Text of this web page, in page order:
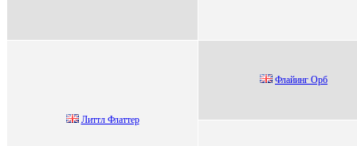
Литтл Флaттер
Флaйинг Oрб